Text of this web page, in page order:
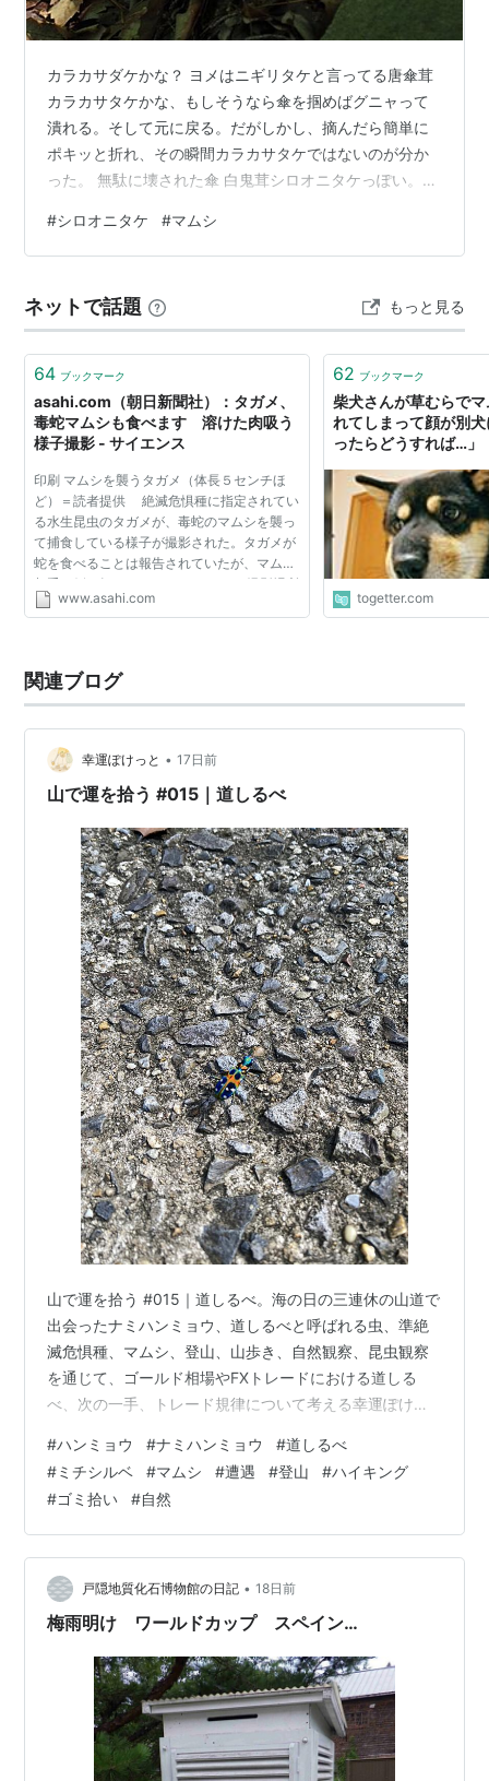
カラカサダケかな？ ヨメはニギリタケと言ってる唐傘茸
カラカサタケかな、もしそうなら傘を掴めばグニャって
潰れる。そして元に戻る。だがしかし、摘んだら簡単に
ポキッと折れ、その瞬間カラカサタケではないのが分か
った。 無駄に壊された傘 白鬼茸シロオニタケっぽい。似
それが分かる部分が撮れてない。それよりも毒キノコを
思いっきり触ってしまった。今のところ何事も無いが、
もダメ説があった。怪しいキノコを触ったら手を洗うの
が吉。 下山中、藪の方をじっと見てる人が居た。鳥でも
見てるのかと思いつつ背中の方を通って軽く「…
#シロオニタケ #マムシ
ネットで話題 もっと見る
64 ブックマーク
asahi.com（朝日新聞社）：タガメ、
毒蛇マムシも食べます 溶けた肉吸う
様子撮影 - サイエンス
印刷 マムシを襲うタガメ（体長５センチほ
ど）＝読者提供 絶滅危惧種に指定されてい
る水生昆虫のタガメが、毒蛇のマムシを襲っ
て捕食している様子が撮影された。タガメが
蛇を食べることは報告されていたが、マムシ
相手の例は知られていなかった。 撮影場所
は、兵庫県西部の山間部にある池のほとり。
www.asahi.com
62 ブックマーク
柴犬さんが草むらで
れてしまって顔が別
ったらどうすれば…」
togetter.com
関連ブログ
幸運ぽけっと • 17日前
山で運を拾う #015｜道しるべ
山で運を拾う #015｜道しるべ。海の日の三連休の山道で
出会ったナミハンミョウ、道しるべと呼ばれる虫、準絶
滅危惧種、マムシ、登山、山歩き、自然観察、昆虫観察
を通じて、ゴールド相場やFXトレードにおける道しる
べ、次の一手、トレード規律について考える幸運ぽけっ
道しるべ という虫 海の日の三連休 また山へ向かった 足
元に 宝石が落ちているようだった 青く緑に黄金色に輝く
一匹の甲虫 帰って調べると その名はハンミョウナミハン
ミョウとも言うらしい 昆虫界の宝石 そして 道しるべと
も呼ばれている 人が近づくたび 少し先へ飛びま…
#ハンミョウ #ナミハンミョウ #道しるべ
#ミチシルベ #マムシ #遭遇 #登山 #ハイキング
#ゴミ拾い #自然
戸隠地質化石博物館の日記 • 18日前
梅雨明け ワールドカップ スペイン…